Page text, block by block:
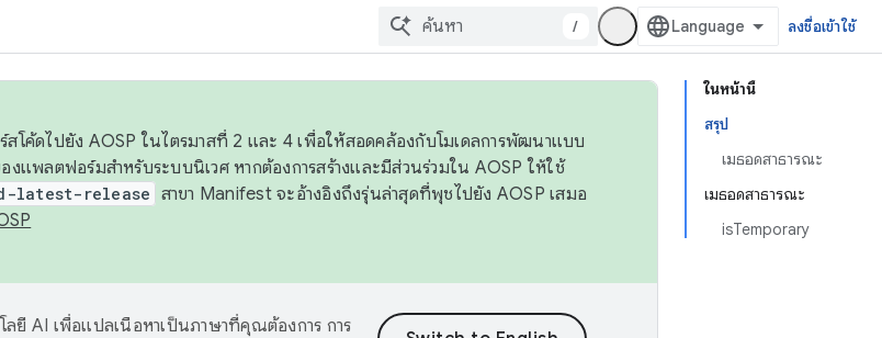
/ ลงชื่อเข้าใช้
ในหน้านี้
สรุป
เมธอดสาธารณะ
เมธอดสาธารณะ
isTemporary
โค้ดไปยัง AOSP ในไตรมาสที่ 2 และ 4 เพื่อให้สอดคล้องกับโมเดลการพัฒนาแบบ
แพลตฟอร์มสำหรับระบบนิเวศ หากต้องการสร้างและมีส่วนร่วมใน AOSP ให้ใช้
latest-release สาขา Manifest จะอ้างอิงถึงรุ่นล่าสุดที่พุชไปยัง AOSP เสมอ
ลยี AI เพื่อแปลเนื้อหาเป็นภาษาที่คุณต้องการ การ